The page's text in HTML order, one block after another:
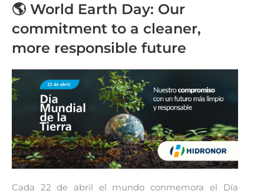
🌎 World Earth Day: Our
commitment to a cleaner,
more responsible future
Cada 22 de abril el mundo conmemora el Día